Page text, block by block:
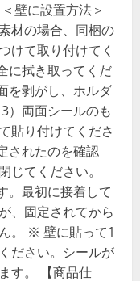
壁に設置方法＞
材の場合、同梱の
けて取り付けてく
に拭き取ってくだ
を剥がし、ホルダ
）両面シールのも
貼り付けてくださ
されたのを確認
じてください。
。最初に接着して
、固定されてから
。 ※ 壁に貼って1
ださい。シールが
す。 【商品仕